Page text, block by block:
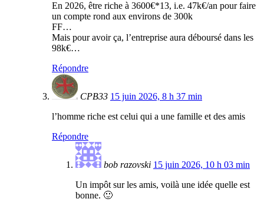
En 2026, être riche à 3600€*13, i.e. 47k€/an pour faire
un compte rond aux environs de 300k
FF…
Mais pour avoir ça, l’entreprise aura déboursé dans les
98k€…
Répondre
CPB33 15 juin 2026, 8 h 37 min
l’homme riche est celui qui a une famille et des amis
Répondre
bob razovski 15 juin 2026, 10 h 03 min
Un impôt sur les amis, voilà une idée quelle est
bonne. 🙂